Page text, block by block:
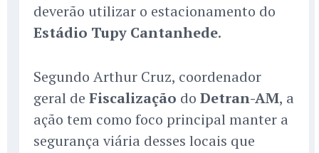
deverão utilizar o estacionamento do
Estádio Tupy Cantanhede.
Segundo Arthur Cruz, coordenador
geral de Fiscalização do Detran-AM, a
ação tem como foco principal manter a
segurança viária desses locais que